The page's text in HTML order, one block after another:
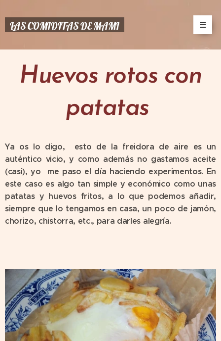
LAS COMIDITAS DE MAMI
Huevos rotos con
patatas
Ya os lo digo, esto de la freidora de aire es un
auténtico vicio, y como además no gastamos aceite
(casi), yo me paso el día haciendo experimentos. En
este caso es algo tan simple y económico como unas
patatas y huevos fritos, a lo que podemos añadir,
siempre que lo tengamos en casa, un poco de jamón,
chorizo, chistorra, etc., para darles alegría.